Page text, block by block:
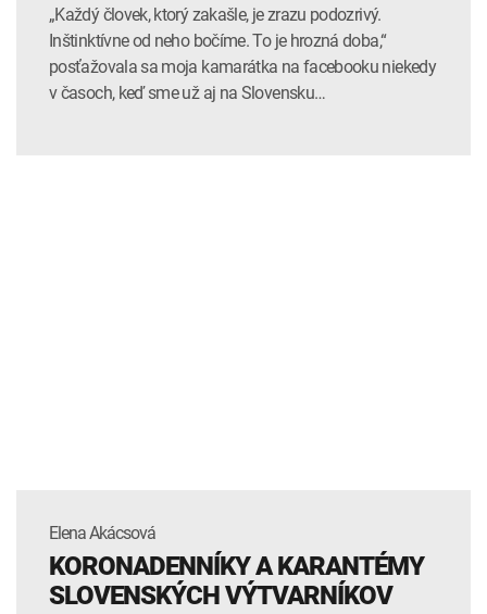
„Každý človek, ktorý zakašle, je zrazu podozrivý.
Inštinktívne od neho bočíme. To je hrozná doba,“
posťažovala sa moja kamarátka na facebooku niekedy
v časoch, keď sme už aj na Slovensku…
Elena Akácsová
KORONADENNÍKY A KARANTÉMY
SLOVENSKÝCH VÝTVARNÍKOV